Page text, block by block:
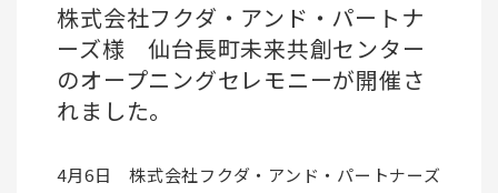
株式会社フクダ・アンド・パートナ
ーズ様 仙台長町未来共創センター
のオープニングセレモニーが開催さ
れました。
4月6日 株式会社フクダ・アンド・パートナーズ